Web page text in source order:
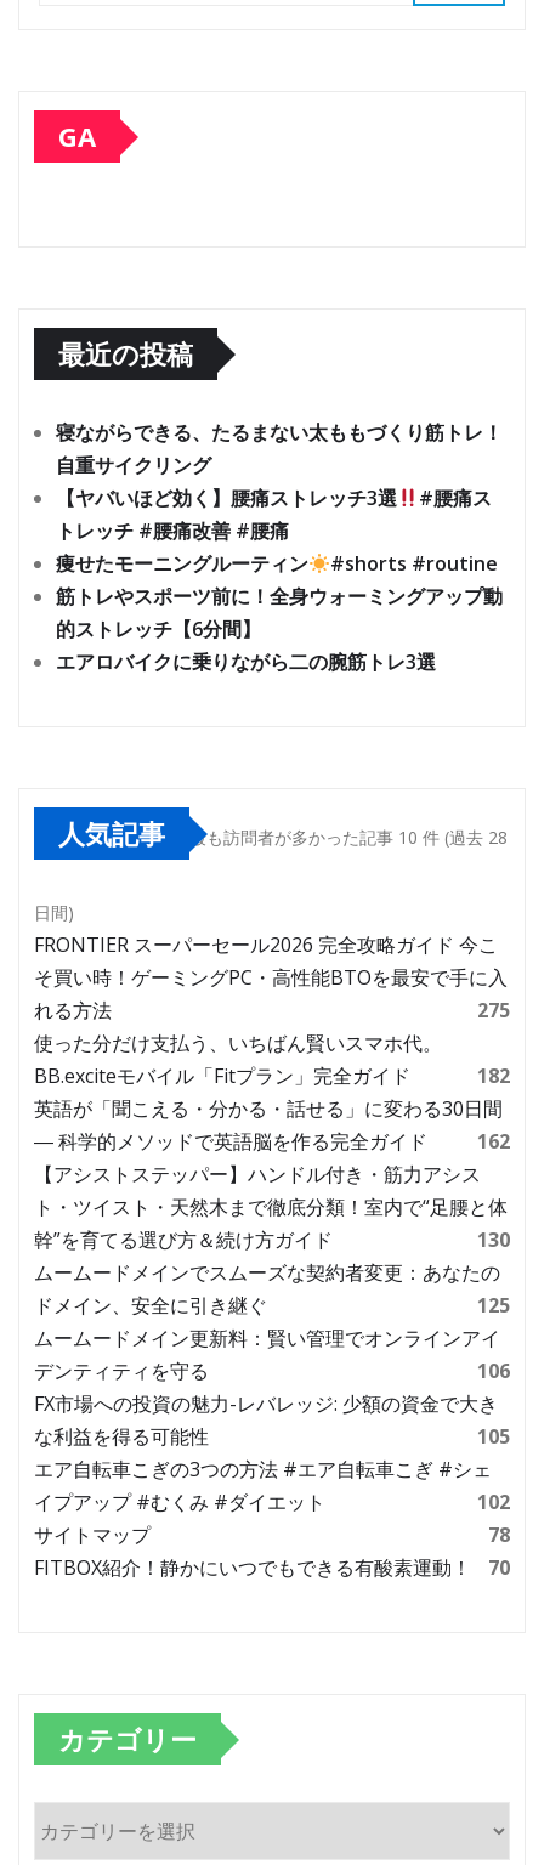
GA
最近の投稿
寝ながらできる、たるまない太ももづくり筋トレ！
自重サイクリング
【ヤバいほど効く】腰痛ストレッチ3選
#腰痛ス
トレッチ #腰痛改善 #腰痛
痩せたモーニングルーティン
#shorts #routine
筋トレやスポーツ前に！全身ウォーミングアップ動
的ストレッチ【6分間】
エアロバイクに乗りながら二の腕筋トレ3選
人気記事 最も訪問者が多かった記事 10 件 (過去 28
日間)
FRONTIER スーパーセール2026 完全攻略ガイド 今こ
そ買い時！ゲーミングPC・高性能BTOを最安で手に入
れる方法
275
使った分だけ支払う、いちばん賢いスマホ代。
BB.exciteモバイル「Fitプラン」完全ガイド
182
英語が「聞こえる・分かる・話せる」に変わる30日間
― 科学的メソッドで英語脳を作る完全ガイド
162
【アシストステッパー】ハンドル付き・筋力アシス
ト・ツイスト・天然木まで徹底分類！室内で“足腰と体
幹”を育てる選び方＆続け方ガイド
130
ムームードメインでスムーズな契約者変更：あなたの
ドメイン、安全に引き継ぐ
125
ムームードメイン更新料：賢い管理でオンラインアイ
デンティティを守る
106
FX市場への投資の魅力-レバレッジ: 少額の資金で大き
な利益を得る可能性
105
エア自転車こぎの3つの方法 #エア自転車こぎ #シェ
イプアップ #むくみ #ダイエット
102
サイトマップ
78
FITBOX紹介！静かにいつでもできる有酸素運動！
70
カテゴリー
テ